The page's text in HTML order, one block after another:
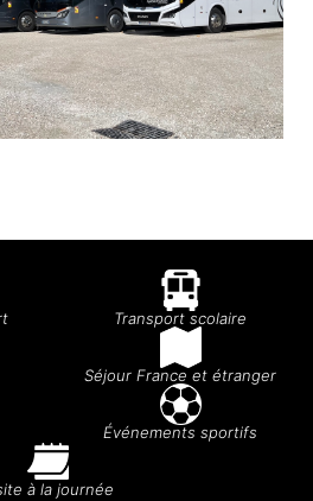
Transport scolaire
Séjour France et étranger
Événements sportifs
à la journée